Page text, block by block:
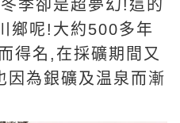
季卻是超夢幻!這的
鄉呢!大約500多年
得名,在採礦期間又
因為銀礦及温泉而漸